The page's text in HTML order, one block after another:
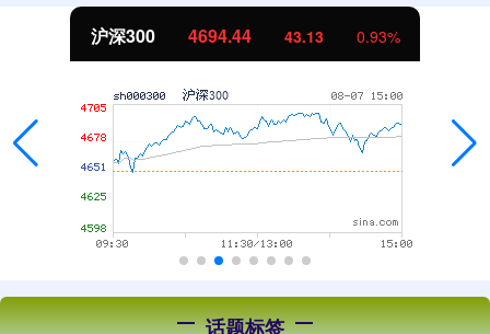
沪深300 4694.44 43.13 0.93%
话题标签